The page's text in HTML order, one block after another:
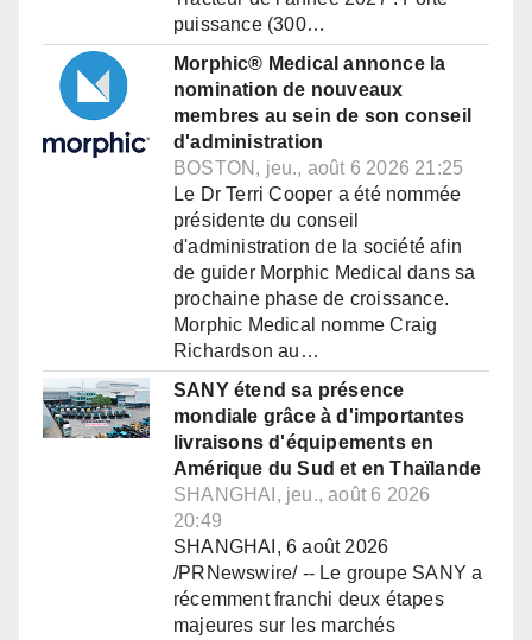
puissance (300…
Morphic® Medical annonce la
nomination de nouveaux
membres au sein de son conseil
d'administration
BOSTON, jeu., août 6 2026 21:25
Le Dr Terri Cooper a été nommée
présidente du conseil
d'administration de la société afin
de guider Morphic Medical dans sa
prochaine phase de croissance.
Morphic Medical nomme Craig
Richardson au…
SANY étend sa présence
mondiale grâce à d'importantes
livraisons d'équipements en
Amérique du Sud et en Thaïlande
SHANGHAI, jeu., août 6 2026
20:49
SHANGHAI, 6 août 2026
/PRNewswire/ -- Le groupe SANY a
récemment franchi deux étapes
majeures sur les marchés